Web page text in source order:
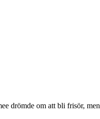
drömde om att bli frisör, men